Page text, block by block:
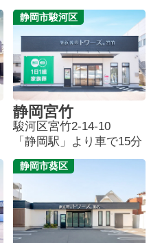
静岡市駿河区
静岡宮竹
駿河区宮竹2-14-10
「静岡駅」より車で15分
静岡市葵区